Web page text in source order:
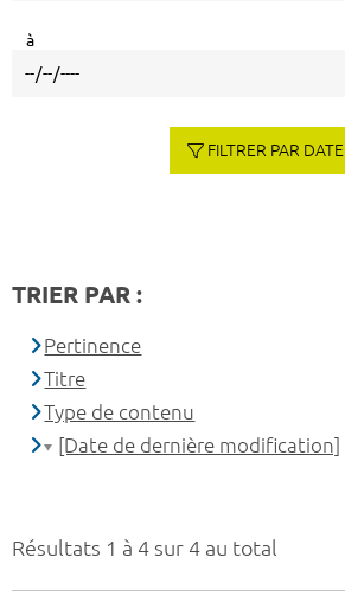
Résultats 1 à 4 sur 4 au total
à
FILTRER PAR DATE
TRIER PAR :
Pertinence
Titre
Type de contenu
[Date de dernière modification]